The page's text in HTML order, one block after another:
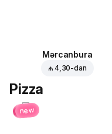
Mərcanbura
₼ 4,30-dan
Pizza
new